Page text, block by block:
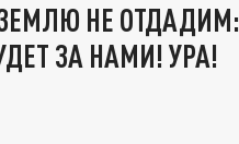
НЕ ОТДАДИМ:
ЗА НАМИ! УРА!